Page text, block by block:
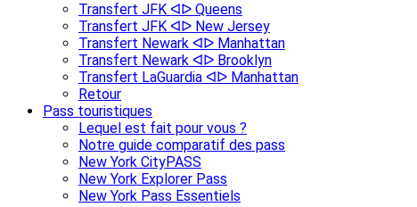
Transfert JFK ᐊᐅ Queens
Transfert JFK ᐊᐅ New Jersey
Transfert Newark ᐊᐅ Manhattan
Transfert Newark ᐊᐅ Brooklyn
Transfert LaGuardia ᐊᐅ Manhattan
Retour
Pass touristiques
Lequel est fait pour vous ?
Notre guide comparatif des pass
New York CityPASS
New York Explorer Pass
New York Pass Essentiels